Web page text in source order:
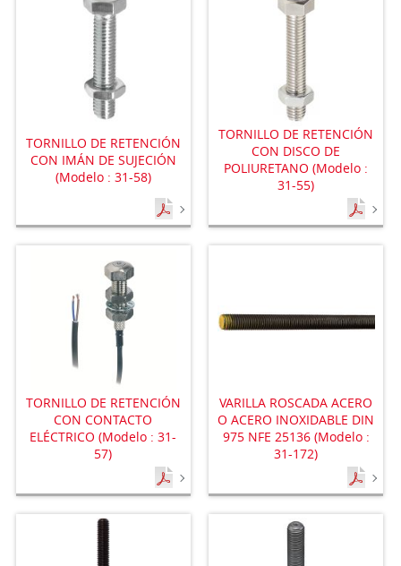
TORNILLO DE RETENCIÓN
CON IMÁN DE SUJECIÓN
(Modelo : 31-58)
TORNILLO DE RETENCIÓN
CON DISCO DE
POLIURETANO (Modelo :
31-55)
TORNILLO DE RETENCIÓN
CON CONTACTO
ELÉCTRICO (Modelo : 31-
57)
VARILLA ROSCADA ACERO
O ACERO INOXIDABLE DIN
975 NFE 25136 (Modelo :
31-172)